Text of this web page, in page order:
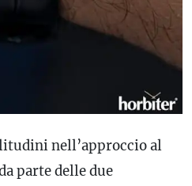
nell’approccio al
parte delle due